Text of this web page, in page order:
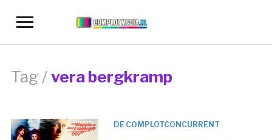
Toggle
navigation
Tag /vera bergkramp
DE COMPLOTCONCURRENT